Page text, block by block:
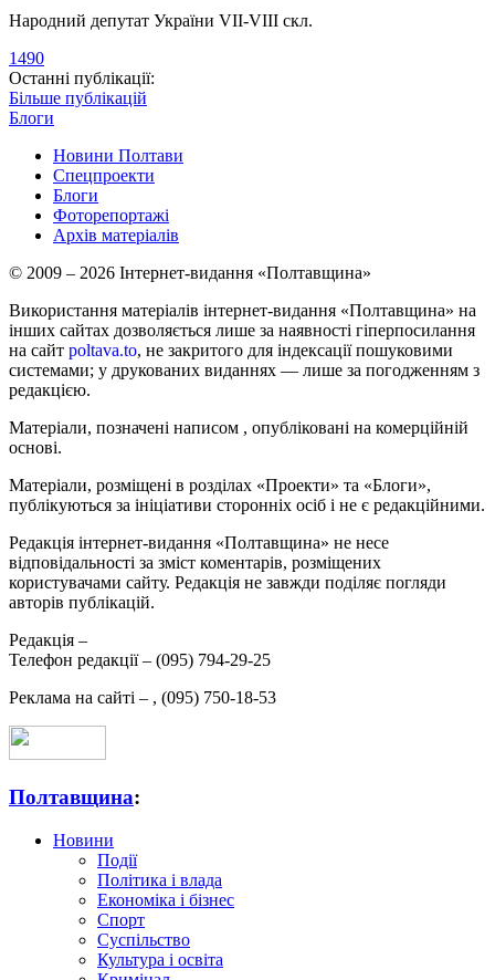
Народний депутат України VII-VIII скл.
1490
Останні публікації:
Більше публікацій
Блоги
Новини Полтави
Спецпроекти
Блоги
Фоторепортажі
Архів матеріалів
© 2009 – 2026 Інтернет-видання «Полтавщина»
Використання матеріалів інтернет-видання «Полтавщина» на
інших сайтах дозволяється лише за наявності гіперпосилання
на сайт poltava.to, не закритого для індексації пошуковими
системами; у друкованих виданнях — лише за погодженням з
редакцією.
Матеріали, позначені написом , опубліковані на комерційній
основі.
Матеріали, розміщені в розділах «Проекти» та «Блоги»,
публікуються за ініціативи сторонніх осіб і не є редакційними.
Редакція інтернет-видання «Полтавщина» не несе
відповідальності за зміст коментарів, розміщених
користувачами сайту. Редакція не завжди поділяє погляди
авторів публікацій.
Редакція –
Телефон редакції – (095) 794-29-25
Реклама на сайті – , (095) 750-18-53
Полтавщина:
Новини
Події
Політика і влада
Економіка і бізнес
Спорт
Суспільство
Культура і освіта